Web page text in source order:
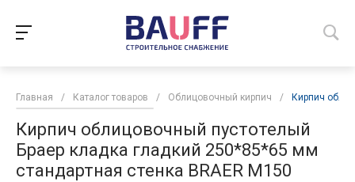
Главная / Каталог товаров / Облицовочный кирпич / Кирпич
Кирпич облицовочный пустотелый
Браер кладка гладкий 250*85*65 мм
стандартная стенка BRAER М150